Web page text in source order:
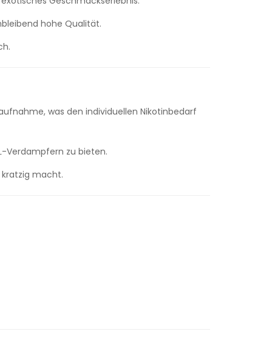
hohe Qualität.
was den individuellen Nikotinbedarf
Verdampfern zu bieten.
macht.